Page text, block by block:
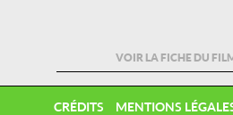
VOIR LA FICHE DU
CRÉDITS
MENTIONS